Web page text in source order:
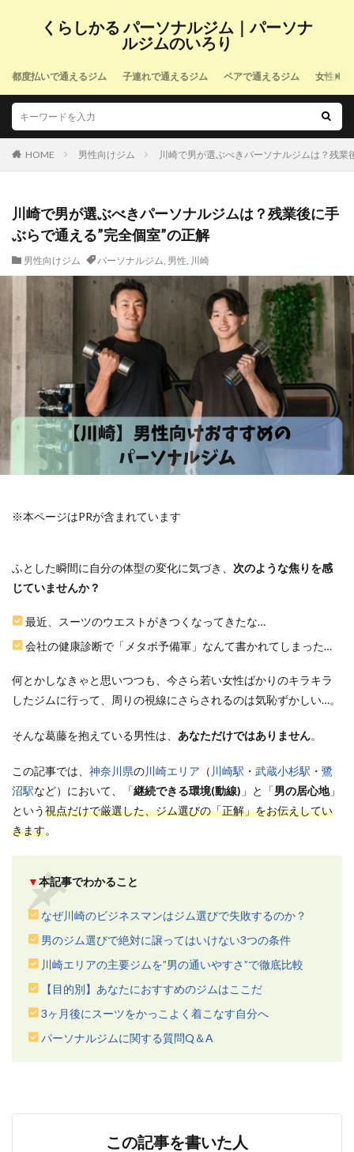
くらしかる パーソナルジム｜パーソナ
ルジムのいろり
都度払いで通えるジム 子連れで通えるジム ペアで通えるジム 女性向
HOME 男性向けジム 川崎で男が選ぶべきパーソナルジムは？残業
川崎で男が選ぶべきパーソナルジムは？残業後に手
ぶらで通える”完全個室”の正解
男性向けジム パーソナルジム, 男性, 川崎
※本ページはPRが含まれています
ふとした瞬間に自分の体型の変化に気づき、 次のような焦りを感
じていませんか？
最近、スーツのウエストがきつくなってきたな…
会社の健康診断で「メタボ予備軍」なんて書かれてしまった…
何とかしなきゃと思いつつも、今さら若い女性ばかりのキラキラ
したジムに行って、周りの視線にさらされるのは気恥ずかしい…。
そんな葛藤を抱えている男性は、 あなただけではありません。
この記事では、 神奈川県の川崎エリア （ 川崎駅 ・ 武蔵小杉駅 ・ 鷺
沼駅など）において、「継続できる環境(動線) 」と「男の居心地」
という視点だけで厳選した、ジム選びの「正解」をお伝えしてい
きます。
▼本記事でわかること
なぜ川崎のビジネスマンはジム選びで失敗するのか？
男のジム選びで絶対に譲ってはいけない3つの条件
川崎エリアの主要ジムを”男の通いやすさ”で徹底比較
【目的別】あなたにおすすめのジムはここだ
3ヶ月後にスーツをかっこよく着こなす自分へ
パーソナルジムに関する質問Q＆A
この記事を書いた人